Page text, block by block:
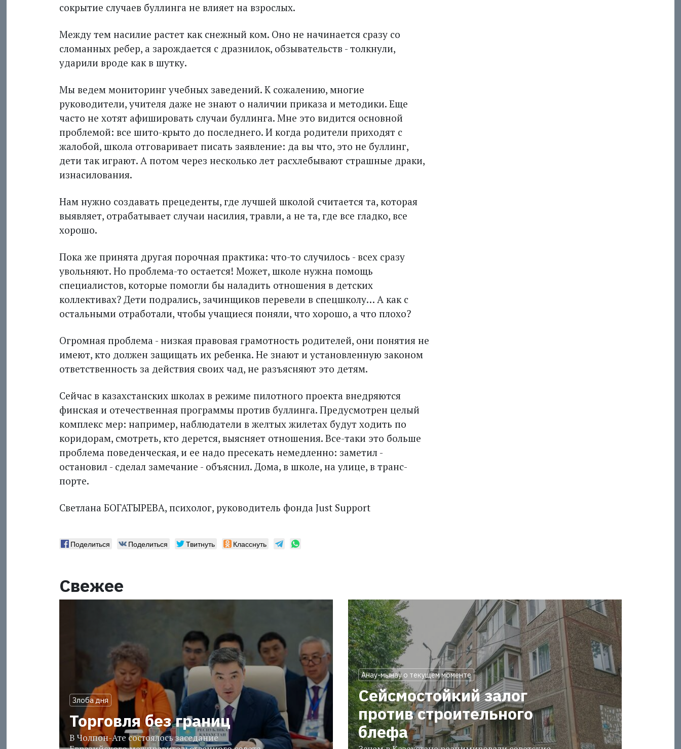
сокрытие случаев буллинга не влияет на взрослых.
Между тем насилие растет как снежный ком. Оно не начинается сразу со
сломанных ребер, а зарождается с дразнилок, обзывательств - толкнули,
ударили вроде как в шутку.
Мы ведем мониторинг учебных заведений. К сожалению, многие
руководители, учителя даже не знают о наличии приказа и методики. Еще
часто не хотят афишировать случаи буллинга. Мне это видится основной
проблемой: все шито-крыто до последнего. И когда родители приходят с
жалобой, школа отговаривает писать заявление: да вы что, это не буллинг,
дети так играют. А потом через несколько лет расхлебывают страшные драки,
изнасилования.
Нам нужно создавать прецеденты, где лучшей школой считается та, которая
выявляет, отрабатывает случаи насилия, травли, а не та, где все гладко, все
хорошо.
Пока же принята другая порочная практика: что-то случилось - всех сразу
увольняют. Но проб­лема-то остается! Может, школе нужна помощь
специалистов, которые помогли бы наладить отношения в детских
коллективах? Дети подрались, зачинщиков перевели в спецшколу… А как с
остальными отработали, чтобы учащиеся поняли, что хорошо, а что плохо?
Огромная проблема - низкая правовая грамотность родителей, они понятия не
имеют, кто должен защищать их ребенка. Не знают и установленную законом
ответственность за действия своих чад, не разъясняют это детям.
Сейчас в казахстанских школах в режиме пилотного проекта внед­ряются
финская и отечественная программы против буллинга. Предусмотрен целый
комплекс мер: например, наблюдатели в желтых жилетах будут ходить по
коридорам, смотреть, кто дерется, выясняет отношения. Все-таки это больше
проблема поведенческая, и ее надо пресекать немедленно: заметил -
остановил - сделал замечание - объяснил. Дома, в школе, на улице, в транс­
порте.
Светлана БОГАТЫРЕВА, психолог, руководитель фонда Just Support
Поделиться Поделиться Твитнуть Класснуть
Свежее
Злоба дня
Торговля без границ
В Чолпон-Ате состоялось заседание
Анау-мынау о текущем моменте
Сейсмостойкий залог
против строительного
блефа